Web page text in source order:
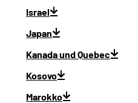
Israel
Japan
Kanada und Quebec
Kosovo
Marokko